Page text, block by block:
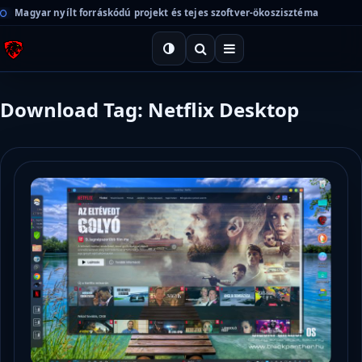
Magyar nyílt forráskódú projekt és tejes szoftver-ökoszisztéma
Download Tag: Netflix Desktop